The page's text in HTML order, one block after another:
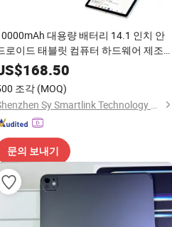
대용량 배터리 14.1 인치 안
로이드 태블릿 컴퓨터 하드웨어 제조업
유니소크 T616 옥타 코어 1920X1200
스마트 패드
168.50
조각 (MOQ)
Shenzhen Sy Smartlink Technology Co., Ltd.
문의 보내기